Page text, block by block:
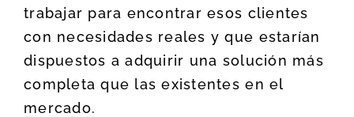
trabajar para encontrar esos clientes
con necesidades reales y que estarían
dispuestos a adquirir una solución más
completa que las existentes en el
mercado.